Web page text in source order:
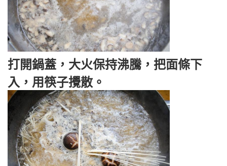
打開鍋蓋，大火保持沸騰，把面條下
入，用筷子攪散。